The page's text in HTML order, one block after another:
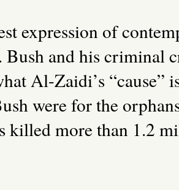
expression of
Bush and his criminal
Al-Zaidi’s “cause”
were for the
killed more than 1.2